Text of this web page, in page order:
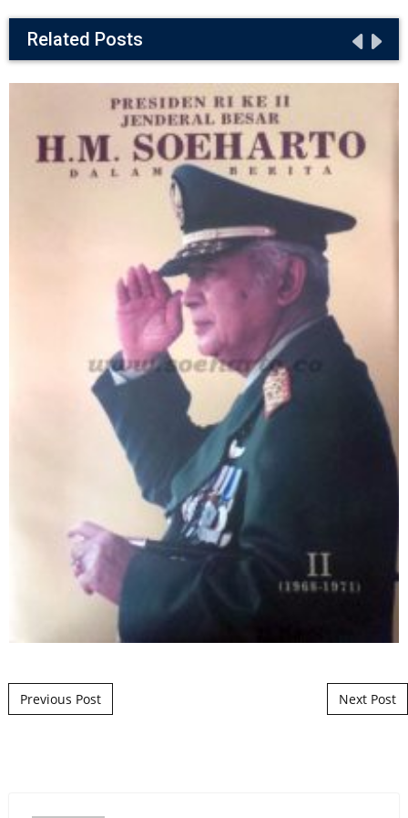
Related Posts
Post navigation
Previous Post Next Post